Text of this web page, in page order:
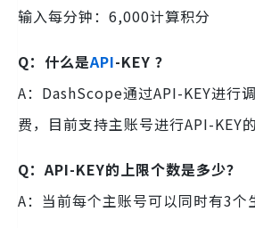
输入每分钟：6,000计算积分
Q：什么是API-KEY ？
A：DashScope通过API-KEY进行
费，目前支持主账号进行API-KEY的
Q：API-KEY的上限个数是多少？
A：当前每个主账号可以同时有3个